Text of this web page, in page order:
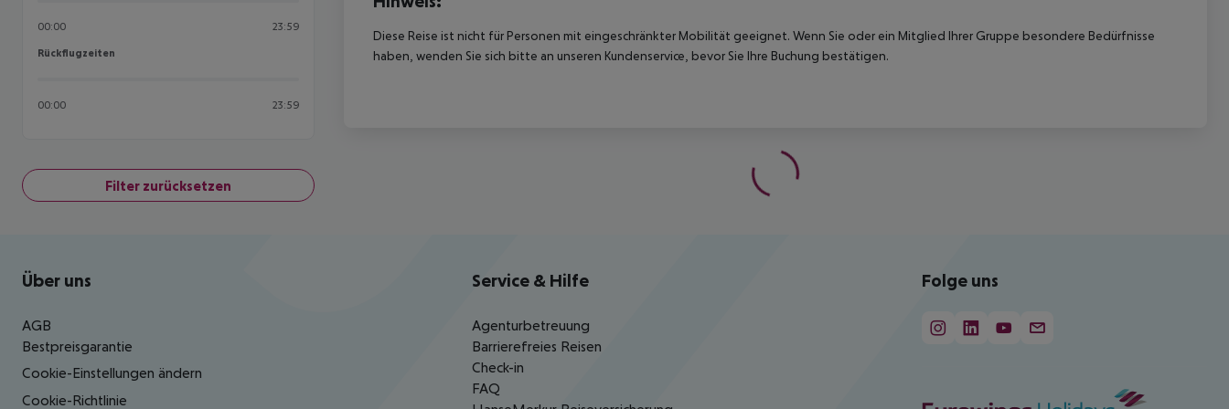
00:00 23:59
Rückflugzeiten
Rückflugzeiten
00:00 23:59
Filter zurücksetzen
Diese Reise ist nicht für Personen mit eingeschränkter Mobilität geeignet. Wenn Sie oder ein Mitglied Ihrer Gruppe besondere Bedürfnisse
haben, wenden Sie sich bitte an unseren Kundenservice, bevor Sie Ihre Buchung bestätigen.
Footer navigation
Über uns
AGB
Bestpreisgarantie
Cookie-Einstellungen ändern
Cookie-Richtlinie
Service & Hilfe
Agenturbetreuung
Barrierefreies Reisen
Check-in
FAQ
Folge uns